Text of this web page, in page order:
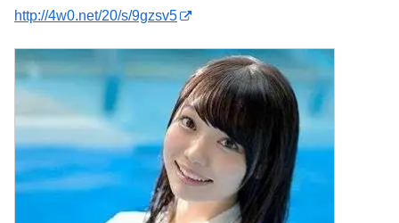
http://4w0.net/20/s/9gzsv5